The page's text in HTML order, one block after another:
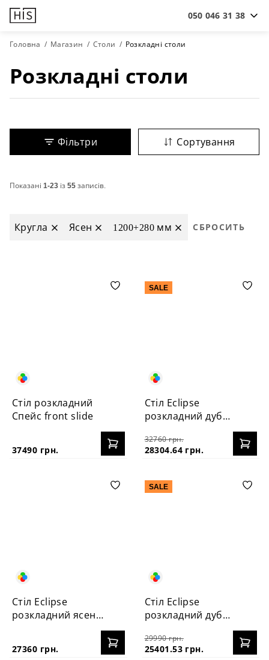
050 046 31 38
Головна Магазин Столи Розкладні столи
Розкладні столи
Фільтри Сортування
Показані 1-23 із55записів.
Кругла Ясен 1200+280 мм СБРОСИТЬ
Стіл розкладний
Спейс front slide
37490 грн.
SALE
Стіл Eclipse
розкладний дуб
32760 грн.
28304.64 грн.
Стіл Eclipse
розкладний ясень
27360 грн.
SALE
Стіл Eclipse
розкладний дуб
29990 грн.
25401.53 грн.